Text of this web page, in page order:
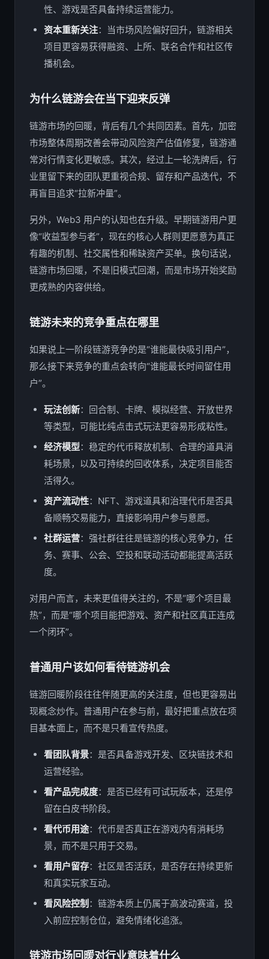
性、游戏是否具备持续运营能力。
资本重新关注：当市场风险偏好回升，链游相关
项目更容易获得融资、上所、联名合作和社区传
播机会。
为什么链游会在当下迎来反弹
链游市场的回暖，背后有几个共同因素。首先，加密
市场整体周期改善会带动风险资产估值修复，链游通
常对行情变化更敏感。其次，经过上一轮洗牌后，行
业里留下来的团队更重视合规、留存和产品迭代，不
再盲目追求“拉新冲量”。
另外，Web3 用户的认知也在升级。早期链游用户更
像“收益型参与者”，现在的核心人群则更愿意为真正
有趣的机制、社交属性和稀缺资产买单。换句话说，
链游市场回暖，不是旧模式回潮，而是市场开始奖励
更成熟的内容供给。
链游未来的竞争重点在哪里
如果说上一阶段链游竞争的是“谁能最快吸引用户”，
那么接下来竞争的重点会转向“谁能最长时间留住用
户”。
玩法创新：回合制、卡牌、模拟经营、开放世界
等类型，可能比纯点击式玩法更容易形成粘性。
经济模型：稳定的代币释放机制、合理的道具消
耗场景，以及可持续的回收体系，决定项目能否
活得久。
资产流动性：NFT、游戏道具和治理代币是否具
备顺畅交易能力，直接影响用户参与意愿。
社群运营：强社群往往是链游的核心竞争力，任
务、赛事、公会、空投和联动活动都能提高活跃
度。
对用户而言，未来更值得关注的，不是“哪个项目最
热”，而是“哪个项目能把游戏、资产和社区真正连成
一个闭环”。
普通用户该如何看待链游机会
链游回暖阶段往往伴随更高的关注度，但也更容易出
现概念炒作。普通用户在参与前，最好把重点放在项
目基本面上，而不是只看宣传热度。
看团队背景：是否具备游戏开发、区块链技术和
运营经验。
看产品完成度：是否已经有可试玩版本，还是停
留在白皮书阶段。
看代币用途：代币是否真正在游戏内有消耗场
景，而不是只用于交易。
看用户留存：社区是否活跃，是否存在持续更新
和真实玩家互动。
看风险控制 ：链游本质上仍属于高波动赛道，投
入前应控制仓位，避免情绪化追涨。
链游市场回暖对行业意味着什么